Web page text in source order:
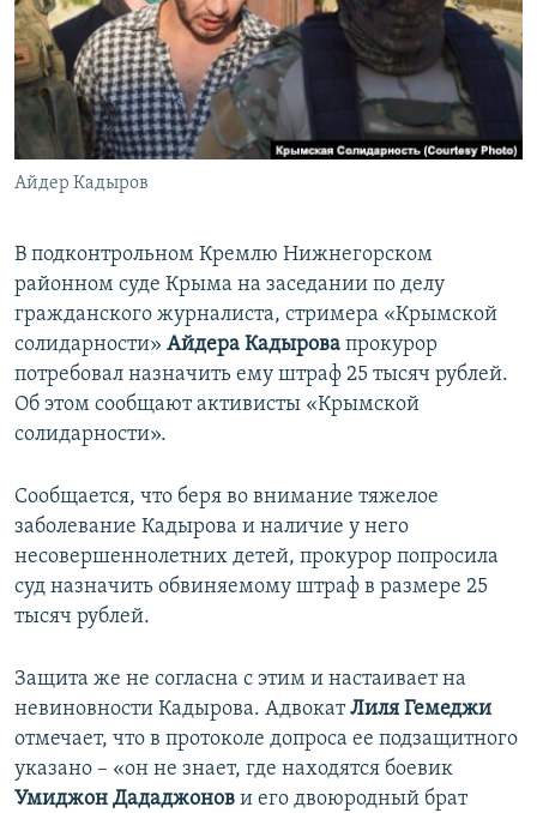
ПОБЕДИТЕЛЕЙ НЕ СУДЯТ?
КРЫМ.НЕПОКОРЕННЫЙ
ELIFBE
УКРАИНСКАЯ ПРОБЛЕМА КРЫМА
ПРИСОЕДИНЯЙТЕСЬ!
Все сайты RFE/RL
Айдер Кадыров
В подконтрольном Кремлю Нижнегорском
районном суде Крыма на заседании по делу
гражданского журналиста, стримера «Крымской
солидарности» Айдера Кадырова прокурор
потребовал назначить ему штраф 25 тысяч рублей.
Об этом сообщают активисты «Крымской
солидарности».
Сообщается, что беря во внимание тяжелое
заболевание Кадырова и наличие у него
несовершеннолетних детей, прокурор попросила
суд назначить обвиняемому штраф в размере 25
тысяч рублей.
Защита же не согласна с этим и настаивает на
невиновности Кадырова. АдвокатЛиля Гемеджи
отмечает, что в протоколе допроса ее подзащитного
указано – «он не знает, где находятся боевик
Умиджон Дададжонов и его двоюродный брат